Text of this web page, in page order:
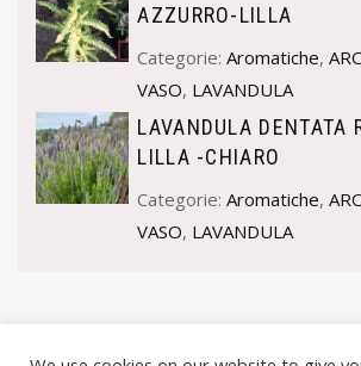
AZZURRO-LILLA
Categorie:Aromatiche,
VASO, LAVANDULA
LAVANDULA DENTATA
LILLA -CHIARO
Categorie:Aromatiche,
VASO, LAVANDULA